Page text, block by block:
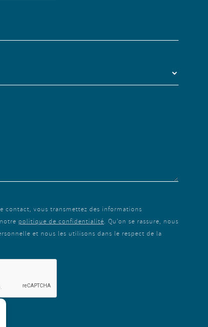
contact, vous transmettez des informations
politique de confidentialité. Qu’on se rassure, nous
et nous les utilisons dans le respect de la